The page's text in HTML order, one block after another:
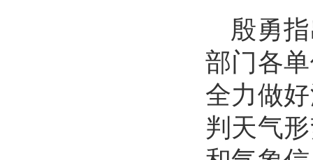
殷勇
部门各
全力做
判天气